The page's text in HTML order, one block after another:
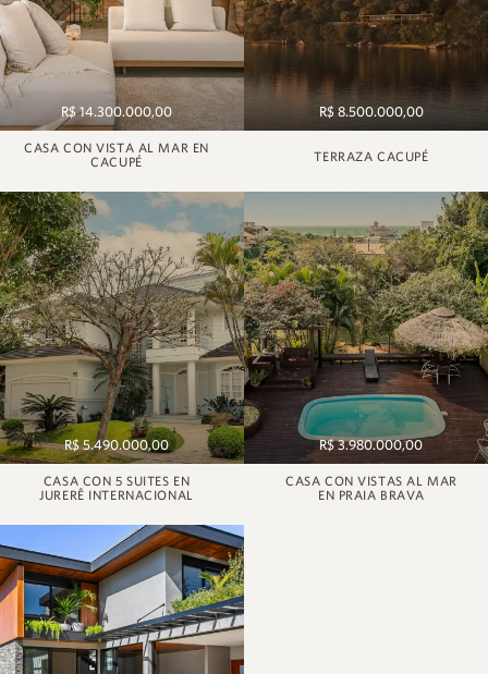
R$ 14.300.000,00
CASA CON VISTA AL MAR EN
CACUPÉ
R$ 8.500.000,00
TERRAZA CACUPÉ
R$ 5.490.000,00
CASA CON 5 SUITES EN
JURERÊ INTERNACIONAL
R$ 3.980.000,00
CASA CON VISTAS AL MAR
EN PRAIA BRAVA